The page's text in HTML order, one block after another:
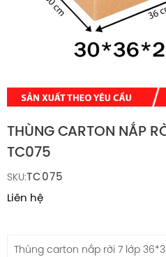
THÙNG CARTON NẮP
TC075
SKU:TC075
Liên hệ
Thùng carton nắp rời 7 lớp